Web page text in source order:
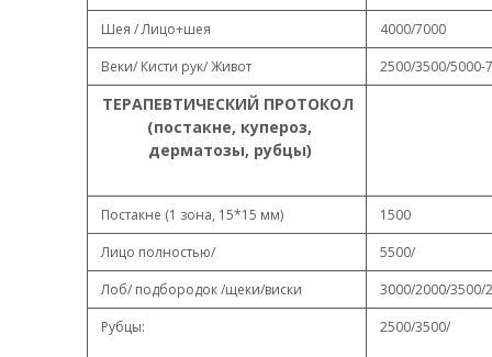
Шея / Лицо+шея
4000/7000
Веки/ Кисти рук/ Живот
2500/3500/5000-
ТЕРАПЕВТИЧЕСКИЙ ПРОТОКОЛ
(постакне, купероз,
дерматозы, рубцы)
Постакне (1 зона, 15*15 мм)
1500
Лицо полностью/
5500/
Лоб/ подбородок /щеки/виски
3000/2000/3500/
Рубцы:
2500/3500/